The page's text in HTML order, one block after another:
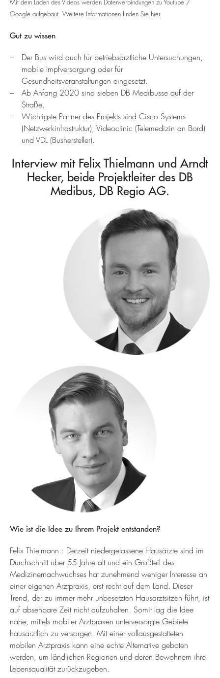
Google aufgebaut. Weitere Informationen finden Sie hier
Gut zu wissen
Der Bus wird auch für betriebsärztliche Untersuchungen,
mobile Impfversorgung oder für
Gesundheitsveranstaltungen eingesetzt.
Ab Anfang 2020 sind sieben DB Medibusse auf der
Straße.
Wichtigste Partner des Projekts sind Cisco Systems
(Netzwerkinfrastruktur), Videoclinic (Telemedizin an Bord)
und VDL (Bushersteller).
Interview mit Felix Thielmann und Arndt
Hecker, beide Projektleiter des DB
Medibus, DB Regio AG.
Wie ist die Idee zu Ihrem Projekt entstanden?
Felix Thielmann : Derzeit niedergelassene Hausärzte sind im
Durchschnitt über 55 Jahre alt und ein Großteil des
Medizinernachwuchses hat zunehmend weniger Interesse an
einer eigenen Arztpraxis, erst recht auf dem Land. Dieser
Trend, der zu immer mehr unbesetzten Hausarztsitzen führt, ist
auf absehbare Zeit nicht aufzuhalten. Somit lag die Idee
nahe, mittels mobiler Arztpraxen unterversorgte Gebiete
hausärztlich zu versorgen. Mit einer vollausgestatteten
mobilen Arztpraxis kann eine echte Alternative geboten
werden, um ländlichen Regionen und deren Bewohnern ihre
Lebensqualität zurückzugeben.